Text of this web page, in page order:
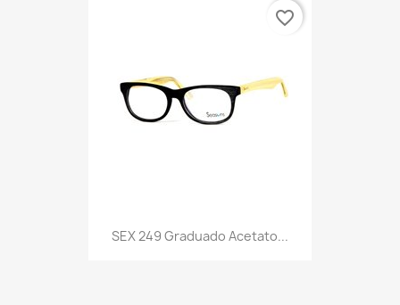
SEX 249 Graduado Acetato...
favorite_border